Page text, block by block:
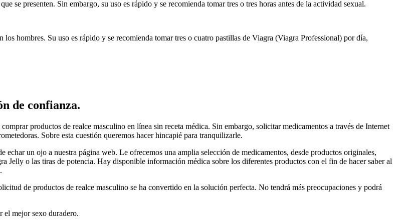
se presenten. Sin embargo, su uso es rápido y se recomienda tomar tres o tres horas antes de la actividad sexual.
hombres. Su uso es rápido y se recomienda tomar tres o cuatro pastillas de Viagra (Viagra Professional) por día,
de confianza.
productos de realce masculino en línea sin receta médica. Sin embargo, solicitar medicamentos a través de Internet
Sobre esta cuestión queremos hacer hincapié para tranquilizarle.
un ojo a nuestra página web. Le ofrecemos una amplia selección de medicamentos, desde productos originales,
o las tiras de potencia. Hay disponible información médica sobre los diferentes productos con el fin de hacer saber al
de productos de realce masculino se ha convertido en la solución perfecta. No tendrá más preocupaciones y podrá
el mejor sexo duradero.